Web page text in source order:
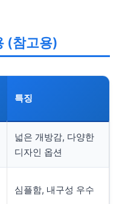
(참고용)
특징
넓은 개방감, 다양한
디자인 옵션
심플함, 내구성 우수